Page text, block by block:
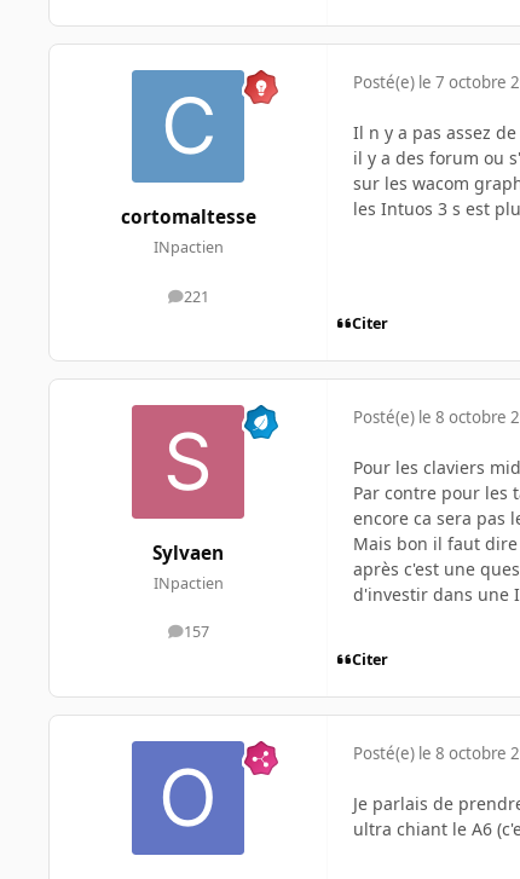
cortomaltesse
INpactien
221
messages
Posté(e) le 7 octobre
Il n y a pas assez
il y a des forum ou
sur les wacom
les Intuos 3 s est
Citer
Sylvaen
INpactien
157
messages
Posté(e) le 8 octobre
Pour les claviers
Par contre pour les
encore ca sera pas
Mais bon il faut
après c'est une
d'investir dans une
Citer
Posté(e) le 8 octobre
Je parlais de
ultra chiant le A6